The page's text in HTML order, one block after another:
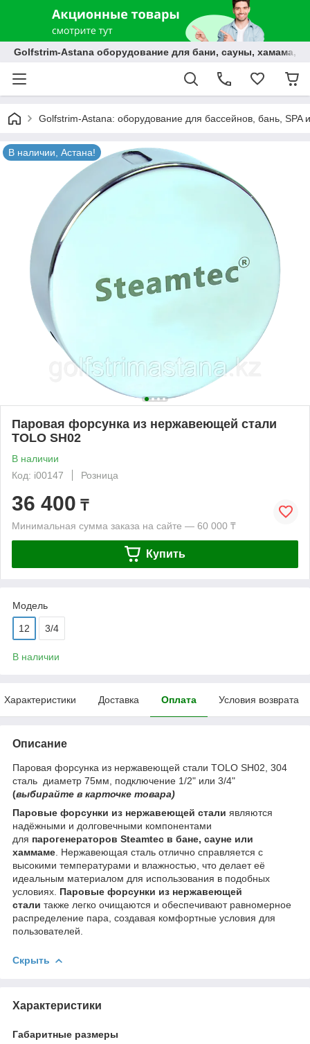
Golfstrim-Astana оборудование для бани, сауны, хамама,
Golfstrim-Astana: оборудование для бассейнов, бань, SPA
В наличии, Астана!
Паровая форсунка из нержавеющей стали
TOLO SH02
В наличии
Код: i00147
Розница
36 400 ₸
Минимальная сумма заказа на сайте — 60 000 ₸
Купить
Модель
12 3/4
В наличии
Характеристики Доставка Оплата Условия возврата
Описание
Паровая форсунка из нержавеющей стали TOLO SH02, 304
сталь диаметр 75мм, подключение 1/2" или 3/4"
(выбирайте в карточке товара)
Паровые форсунки из нержавеющей стали являются
надёжными и долговечными компонентами
для парогенераторов Steamtec в бане, сауне или
хаммаме . Нержавеющая сталь отлично справляется с
высокими температурами и влажностью, что делает её
идеальным материалом для использования в подобных
условиях. Паровые форсунки из нержавеющей
стали также легко очищаются и обеспечивают равномерное
распределение пара, создавая комфортные условия для
пользователей.
Скрыть
Характеристики
Габаритные размеры